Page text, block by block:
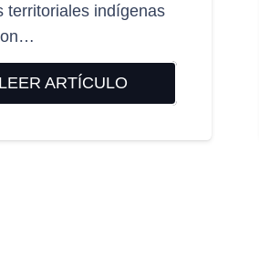
territoriales indígenas
LEER ARTÍCULO